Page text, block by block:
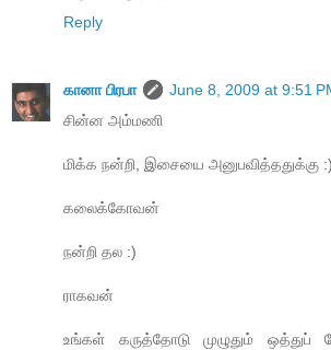
Reply
கானா பிரபா
June 8, 2009 at 9:51
சின்ன அம்மணி
மிக்க நன்றி, இசையை அனுபவித்ததுக்கு :)
கலைக்கோவன்
நன்றி தல :)
ராகவன்
உங்கள் கருத்தோடு முழுதும் ஒத்துப்